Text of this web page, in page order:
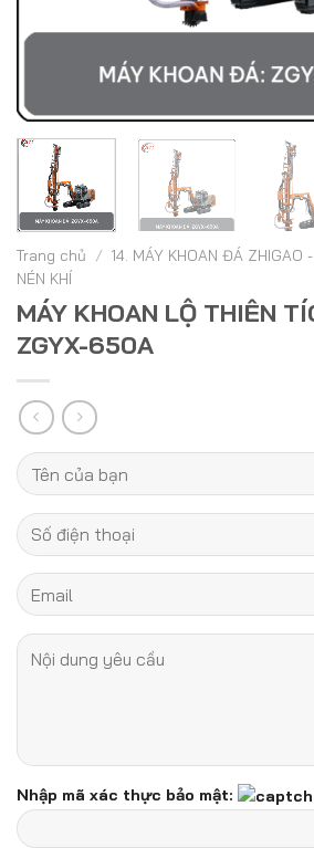
Trang chủ / 14. MÁY KHOAN ĐÁ ZHIGAO
NÉN KHÍ
MÁY KHOAN LỘ THIÊN
ZGYX-650A
Nhập mã xác thực bảo mật: